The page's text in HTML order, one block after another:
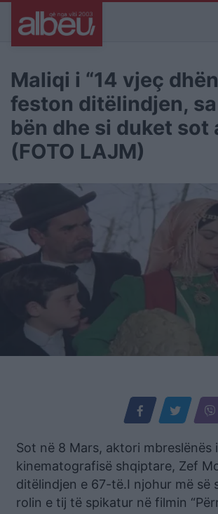
Maliqi i “14 vjeç
feston ditëlindjen,
bën dhe si duket sot
(FOTO LAJM)
Sot në 8 Mars, aktori mbreslënës i
kinematografisë shqiptare, Zef
ditëlindjen e 67-të.I njohur më së
rolin e tij të spikatur në filmin